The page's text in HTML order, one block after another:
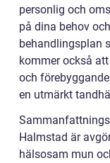
personlig och
på dina behov
behandlingsplan
kommer också
och
en utmärkt
Halmstad är
hälsosam mun